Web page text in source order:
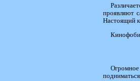
проявляют
Настоящий
Огромное